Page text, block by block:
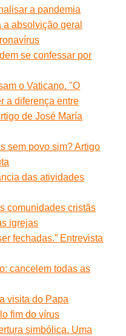
a pandemia
absolvição geral
se confessar por
o Vaticano. "O
a diferença entre
de José María
sem povo sim? Artigo
das atividades
comunidades cristãs
igrejas
fechadas.” Entrevista
cancelem todas as
visita do Papa
fim do vírus
simbólica. Uma